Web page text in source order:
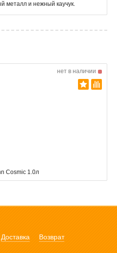
металл и нежный каучук.
нет в наличии
Cosmic 1.0л
Доставка
Возврат